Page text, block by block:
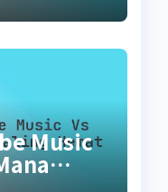
Music